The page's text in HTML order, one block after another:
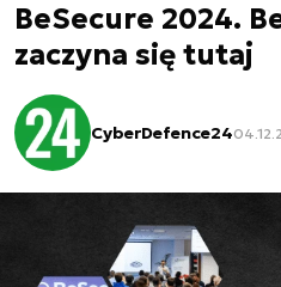
BeSecure 2024.
zaczyna się tutaj
CyberDefence24